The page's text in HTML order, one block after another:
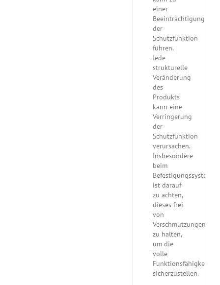
einer
Beeinträchtigung
der
Schutzfunktion
führen.
Jede
strukturelle
Veränderung
des
Produkts
kann eine
Verringerung
der
Schutzfunktion
verursachen.
Insbesondere
beim
Befestigungssystem
ist darauf
zu achten,
dieses frei
von
Verschmutzungen
zu halten,
um die
volle
Funktionsfähigkeit
sicherzustellen.